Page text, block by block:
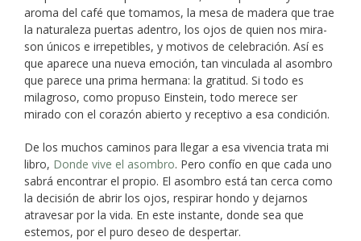
aroma del café que tomamos, la mesa de madera que trae
la naturaleza puertas adentro, los ojos de quien nos mira-
son únicos e irrepetibles, y motivos de celebración. Así es
que aparece una nueva emoción, tan vinculada al asombro
que parece una prima hermana: la gratitud. Si todo es
milagroso, como propuso Einstein, todo merece ser
mirado con el corazón abierto y receptivo a esa condición.
De los muchos caminos para llegar a esa vivencia trata mi
libro, Donde vive el asombro. Pero confío en que cada uno
sabrá encontrar el propio. El asombro está tan cerca como
la decisión de abrir los ojos, respirar hondo y dejarnos
atravesar por la vida. En este instante, donde sea que
estemos, por el puro deseo de despertar.